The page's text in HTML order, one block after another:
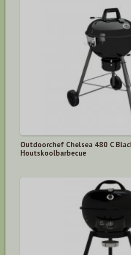
Outdoorchef Chelsea 480 C
Houtskoolbarbecue